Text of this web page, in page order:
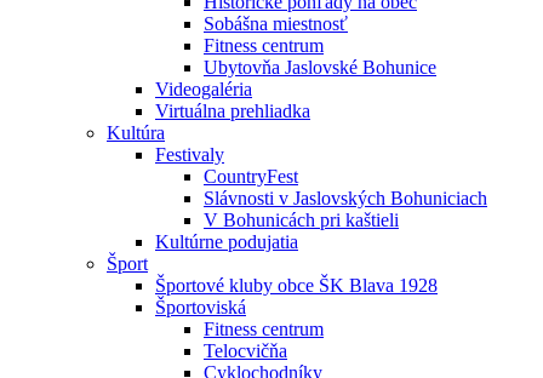
Sobášna miestnosť
Fitness centrum
Ubytovňa Jaslovské Bohunice
Videogaléria
Virtuálna prehliadka
Kultúra
Festivaly
CountryFest
Slávnosti v Jaslovských Bohuniciach
V Bohunicách pri kaštieli
Kultúrne podujatia
Šport
Športové kluby obce ŠK Blava 1928
Športoviská
Fitness centrum
Telocvičňa
Cyklochodníky